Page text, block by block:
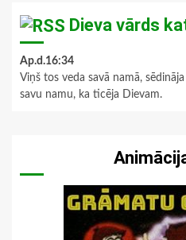
Dieva vārds
Ap.d.16:34
Viņš tos veda savā namā,
savu namu, ka ticēja Dievam.